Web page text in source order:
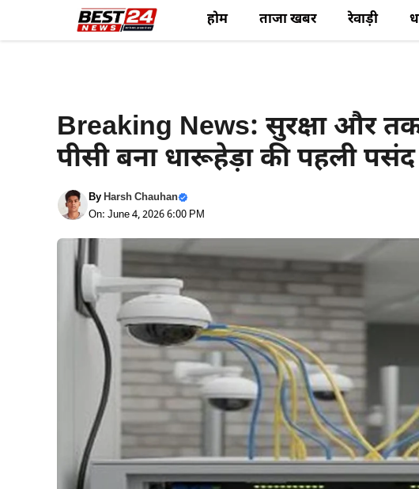
होम ताजा खबर रेवाड़ी
Breaking News: सुरक्षा और
पीसी बना धारूहेड़ा की पहली पसंद
ByHarsh Chauhan
On: June 4, 2026 6:00 PM